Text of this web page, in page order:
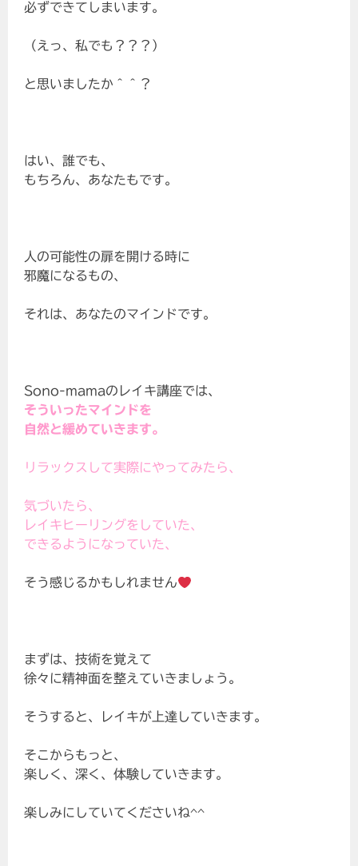
必ずできてしまいます。
（えっ、私でも？？？）
と思いましたか＾＾？
はい、誰でも、
もちろん、あなたもです。
人の可能性の扉を開ける時に
邪魔になるもの、
それは、あなたのマインドです。
Sono-mamaのレイキ講座では、
そういったマインドを
自然と緩めていきます。
リラックスして実際にやってみたら、
気づいたら、
レイキヒーリングをしていた、
できるようになっていた、
そう感じるかもしれません
まずは、技術を覚えて
徐々に精神面を整えていきましょう。
そうすると、レイキが上達していきます。
そこからもっと、
楽しく、深く、体験していきます。
楽しみにしていてくださいね^^